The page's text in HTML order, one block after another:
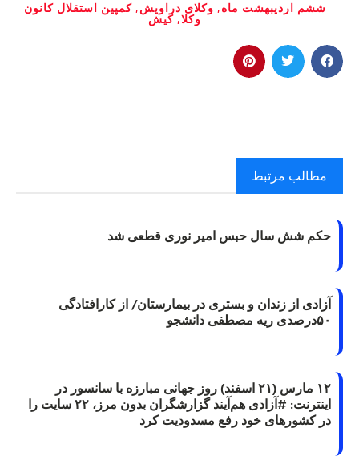
ششم اردیبهشت ماه, وکلای دراویش,کمپین استقلال کانون
وکلا, کیش
مطالب مرتبط
حکم شش سال حبس امیر نوری قطعی شد
آزادی از زندان و بستری در بیمارستان/ از کارافتادگی
۵۰درصدی ریه مصطفی دانشجو
۱۲ مارس (۲۱ اسفند) روز جهانی مبارزه با سانسور در
اینترنت: #آزادی هم‌آیند گزارشگران‌ بدون مرز، ۲۲ سایت را
در کشورهای خود رفع مسدودیت کرد